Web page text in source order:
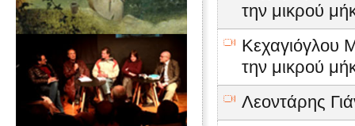
την μικρού
Κεχαγιόγλου
την μικρού
Λεοντάρης